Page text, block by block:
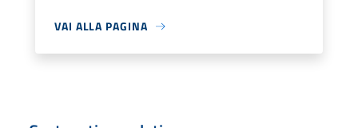
VAI ALLA PAGINA